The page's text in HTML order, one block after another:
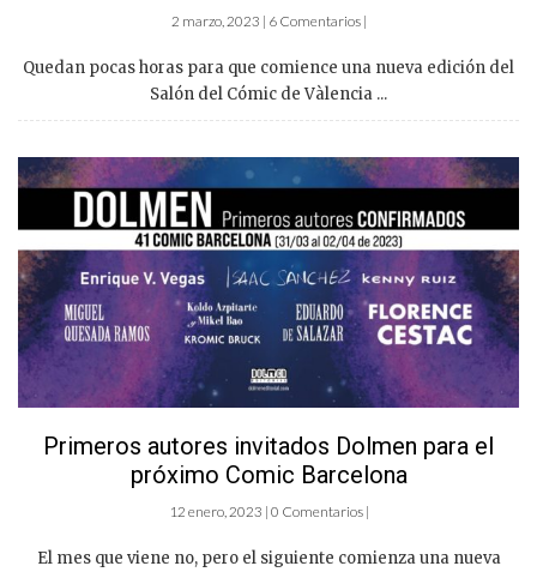
2 marzo, 2023 | 6 Comentarios |
Quedan pocas horas para que comience una nueva edición del
Salón del Cómic de Vàlencia ...
Primeros autores invitados Dolmen para el
próximo Comic Barcelona
12 enero, 2023 | 0 Comentarios |
El mes que viene no, pero el siguiente comienza una nueva